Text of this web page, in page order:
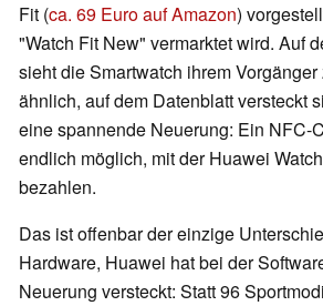
Fit (ca. 69 Euro auf Amazon)
"Watch Fit New" vermarktet wird. Auf
sieht die Smartwatch ihrem
ähnlich, auf dem Datenblatt versteckt
eine spannende Neuerung: Ein NFC-
endlich möglich, mit der Huawei
bezahlen.
Das ist offenbar der einzige
Hardware, Huawei hat bei der
Neuerung versteckt: Statt 96